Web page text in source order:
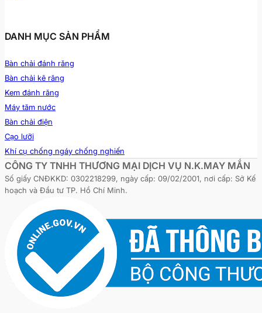
DANH MỤC SẢN PHẨM
Bàn chải đánh răng
Bàn chải kẽ răng
Kem đánh răng
Máy tăm nước
Bàn chải điện
Cạo lưỡi
Khí cụ chống ngáy chống nghiến
CÔNG TY TNHH THƯƠNG MẠI DỊCH VỤ N.K.MAY MẮN
Số giấy CNĐKKD: 0302218299, ngày cấp: 09/02/2001, nơi cấp: Sở Kế
hoạch và Đầu tư TP. Hồ Chí Minh.